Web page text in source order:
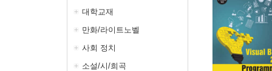
대학교재
만화/라이트노벨
사회 정치
소설/시/희곡